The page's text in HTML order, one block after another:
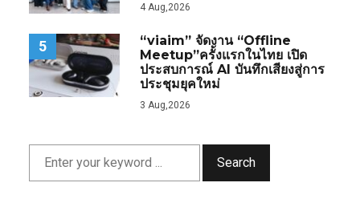
4 Aug,2026
5
“viaim” จัดงาน “Offline
Meetup”ครั้งแรกในไทย เปิด
ประสบการณ์ AI บันทึกเสียงสู่การ
ประชุมยุคใหม่
3 Aug,2026
Search